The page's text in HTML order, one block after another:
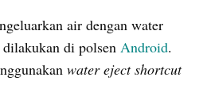
air dengan water
di polsen Android.
water eject shortcut